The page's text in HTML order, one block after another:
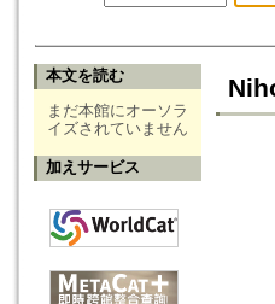
本文を読む
まだ本館にオーソラ
イズされていません
加えサービス